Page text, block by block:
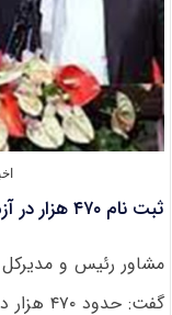
ثبت نام ۴۷۰ هزار در آزمون کارشناسی ارشد ۱۴۰۲
مشاور رئیس و
گفت: